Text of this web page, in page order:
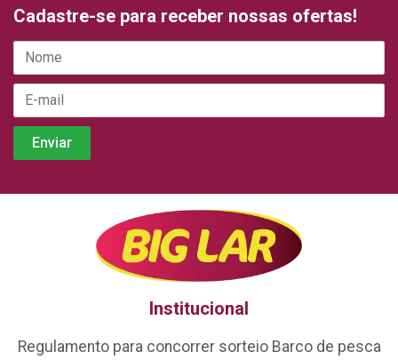
Cadastre-se para receber nossas ofertas!
Institucional
Regulamento para concorrer sorteio Barco de pesca